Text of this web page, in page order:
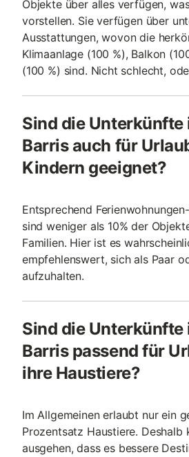
Objekte über alles verfügen,
vorstellen. Sie verfügen über
Ausstattungen, wovon die
Klimaanlage (100 %), Balkon
(100 %) sind. Nicht schlecht,
Sind die Unterkünfte
Barris auch für
Kindern geeignet?
Entsprechend
sind weniger als 10% der
Familien. Hier ist es
empfehlenswert, sich als Paar
aufzuhalten.
Sind die Unterkünfte
Barris passend für
ihre Haustiere?
Im Allgemeinen erlaubt nur ein
Prozentsatz Haustiere. Deshalb
ausgehen, dass es bessere